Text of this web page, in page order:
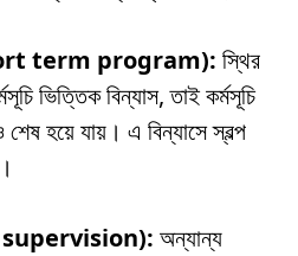
(Short term program): স্থির
ভিত্তিক বিন্যাস, তাই কর্মসূচি
শেষ হয়ে যায়। এ বিন্যাসে স্বল্প
supervision): অন্যান্য